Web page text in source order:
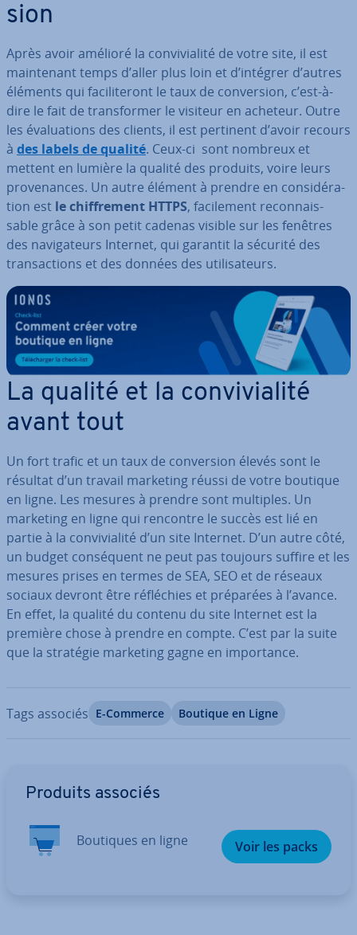
sion
Après avoir amélioré la con­vi­via­lité de votre site, il est
main­te­nant temps d’aller plus loin et d’intégrer d’autres
éléments qui fa­ci­li­te­ront le taux de con­ver­sion, c’est-à-
dire le fait de trans­for­mer le visiteur en acheteur. Outre
les éva­lua­tions des clients, il est pertinent d’avoir recours
à des labels de qualité. Ceux-ci sont nombreux et
mettent en lumière la qualité des produits, voire leurs
pro­ve­nances. Un autre élément à prendre en con­si­dé­ra­
tion est le chif­fre­ment HTTPS, fa­ci­le­ment re­con­nais­
sable grâce à son petit cadenas visible sur les fenêtres
des na­vi­ga­teurs Internet, qui garantit la sécurité des
tran­sac­tions et des données des uti­li­sa­teurs.
La qualité et la con­vi­via­lité
avant tout
Un fort trafic et un taux de con­ver­sion élevés sont le
résultat d’un travail marketing réussi de votre boutique
en ligne. Les mesures à prendre sont multiples. Un
marketing en ligne qui rencontre le succès est lié en
partie à la con­vi­via­lité d’un site Internet. D’un autre côté,
un budget con­sé­quent ne peut pas toujours suffire et les
mesures prises en termes de SEA, SEO et de réseaux
sociaux devront être ré­flé­chies et préparées à l’avance.
En effet, la qualité du contenu du site Internet est la
première chose à prendre en compte. C’est par la suite
que la stratégie marketing gagne en im­por­tance.
Tags associés E-Commerce Boutique en Ligne
Produits associés
Boutiques en ligne Voir les packs